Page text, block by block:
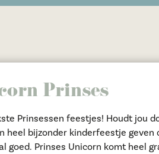
Prinses
Houdt jou dochter ook zo van prinsessen en Unicorns? En wil je
heel bijzonder kinderfeestje
goed. Prinses Unicorn komt heel